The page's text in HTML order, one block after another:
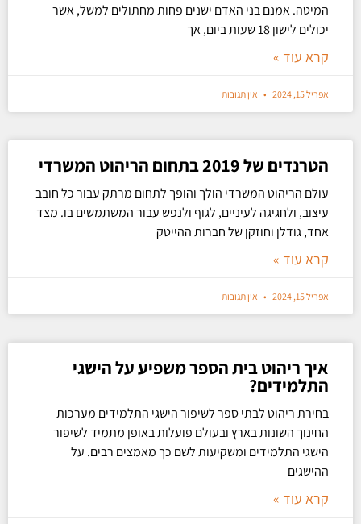
המיטה. אמנם בני האדם ישנים פחות מחתולים למשל, אשר
יכולים לישון 18 שעות ביום, אך
קרא עוד »
אפריל 15, 2024 אין תגובות
הטרנדים של 2019 בתחום הריהוט המשרדי
עולם הריהוט המשרדי הולך והופך לתחום מרתק עבור כל חובב
עיצוב, ולחגיגה לעיניים, לגוף ולנפש עבור המשתמשים בו. מצד
אחד, גודלן וחוזקן של חברות ההייטק
קרא עוד »
אפריל 15, 2024 אין תגובות
איך ריהוט בית הספר משפיע על הישגי
התלמידים?
בחירת ריהוט לבתי ספר לשיפור הישגי התלמידים מערכות
החינוך השונות בארץ ובעולם פועלות באופן מתמיד לשיפור
הישגי התלמידים ומשקיעות לשם כך מאמצים רבים. על
ההישגים
קרא עוד »